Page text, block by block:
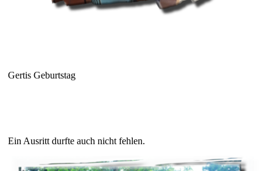
Gertis Geburtstag
Ein Ausritt durfte auch nicht fehlen.